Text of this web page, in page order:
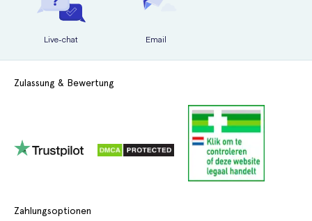
Live-chat Email
Zulassung & Bewertung
Zahlungsoptionen